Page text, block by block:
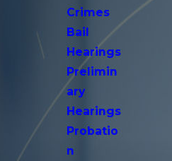
Crimes
Bail
Hearings
Prelimin
ary
Hearings
Probatio
n